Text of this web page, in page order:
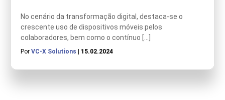
No cenário da transformação digital, destaca-se o
crescente uso de dispositivos móveis pelos
colaboradores, bem como o contínuo […]
Por VC-X Solutions | 15.02.2024